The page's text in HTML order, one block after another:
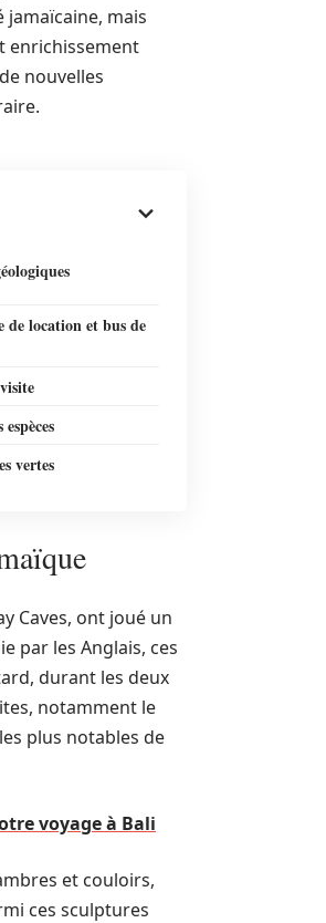
mais
enrichissement
nouvelles
location et bus de
vertes
Caves, ont joué un
par les Anglais, ces
durant les deux
notamment le
plus notables de
voyage à Bali
et couloirs,
ces sculptures